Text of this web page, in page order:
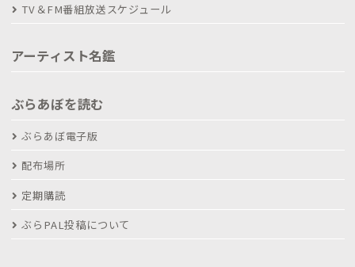
TV＆FM番組放送スケジュール
アーティスト名鑑
ぶらあぼを読む
ぶらあぼ電子版
配布場所
定期購読
ぶらPAL投稿について